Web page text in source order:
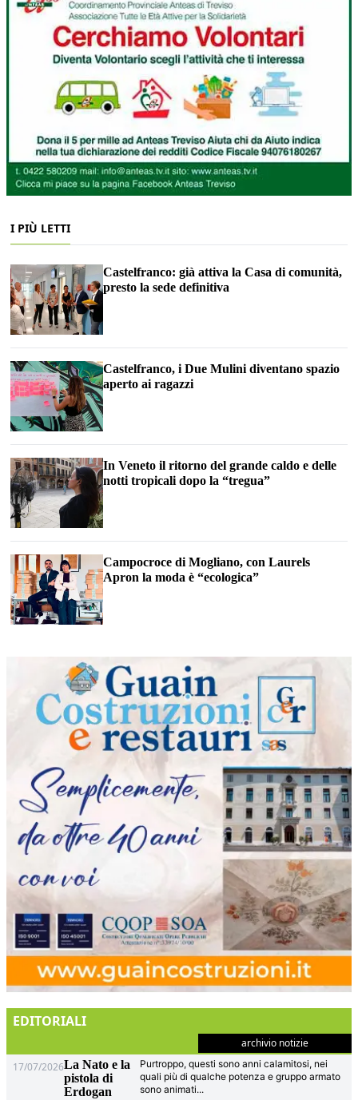
I PIÙ LETTI
Castelfranco: già attiva la Casa di comunità,
presto la sede definitiva
Castelfranco, i Due Mulini diventano spazio
aperto ai ragazzi
In Veneto il ritorno del grande caldo e delle
notti tropicali dopo la “tregua”
Campocroce di Mogliano, con Laurels
Apron la moda è “ecologica”
EDITORIALI
archivio notizie
17/07/2026La Nato e la
pistola di
Erdogan
Purtroppo, questi sono anni calamitosi, nei
quali più di qualche potenza e gruppo armato
sono animati...